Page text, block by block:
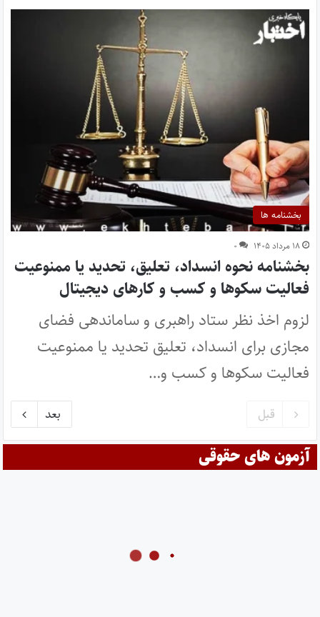
بخشنامه ها
۱۸ مرداد ۱۴۰۵ ۰
بخشنامه نحوه انسداد، تعلیق، تحدید یا ممنوعیت
فعالیت سکوها و کسب و کارهای دیجیتال
لزوم اخذ نظر ستاد راهبری و ساماندهی فضای
مجازی برای انسداد، تعلیق تحدید یا ممنوعیت
فعالیت سکوها و کسب و…
قبل بعد
آزمون های حقوقی